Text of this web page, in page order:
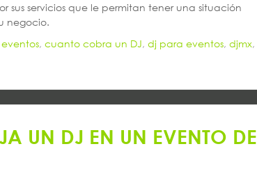
sus servicios que le permitan tener una situación
negocio.
, cuanto cobra un DJ, dj para eventos, djmx,
UN DJ EN UN EVENTO DE